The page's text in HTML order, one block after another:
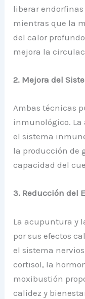
liberar
mientras que la
del calor
mejora la
2. Mejora del
Ambas técnicas
inmunológico.
el sistema
la producción de
capacidad del
3. Reducción del
La acupuntura y
por sus efectos
el sistema
cortisol, la
moxibustión
calidez y